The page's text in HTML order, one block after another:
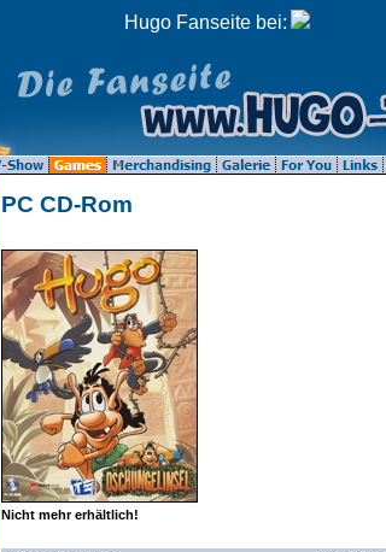
Hugo Fanseite bei:
PC CD-Rom
Nicht mehr erhältlich!